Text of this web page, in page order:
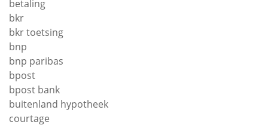
betaling
bkr
bkr toetsing
bnp
bnp paribas
bpost
bpost bank
buitenland hypotheek
courtage